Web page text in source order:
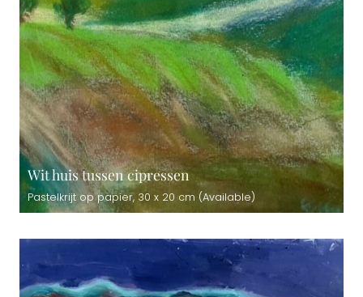
Wit huis tussen cipressen
Pastelkrijt op papier, 30 x 20 cm (Available)